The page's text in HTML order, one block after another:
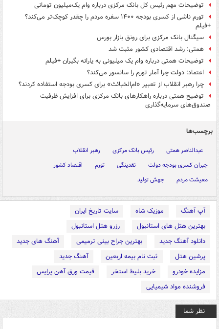
توضیحات مهم رئیس کل بانک مرکزی درباره وام یک‌میلیون تومانی
تورم ناشی از کسری بودجه ۱۴۰۰ سفره مردم را چقدر کوچک‌تر می‌کند؟
+فیلم
سیگنال بانک مرکزی برای رونق بازار بورس
همتی: رشد اقتصادی کشور مثبت شد
توضیحات همتی درباره وام یک میلیونی به یارانه بگیران +فیلم
اعتماد: دولت چرا آمار تورم را سانسور می‌کند؟
چرا رهبر انقلاب از تعبیر «ام‌الخبائث» برای کسری بودجه استفاده کردند؟
توضیح همتی درباره راهکارهای بانک مرکزی برای افزایش ظرفیت
صندوق‌های سرمایه‌گذاری
برچسب‌ها
عبدالناصر همتی رئیس بانک مرکزی
رهبر انقلاب
جبران کسری بودجه دولت
نقدینگی تورم
اقتصاد کشور
معیشت مردم
جهش تولید
آپ آهنگ موزیک شاه
سایت تاریخ ایران
بهترین هتل های استانبول
رزرو هتل استانبول
دانلود آهنگ جدید
بهترین جراح بینی ترمیمی
آهنگ های جدید
پرشین هتل
ثبت نام بیمه اربعین
آهنگ جدید
مزایده خودرو
خرید بلیط استخر
قیمت ورق آهن پرایس
فروشنده مواد شیمیایی
نظر شما